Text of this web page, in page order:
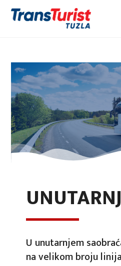
U unutarnjem
na velikom broju